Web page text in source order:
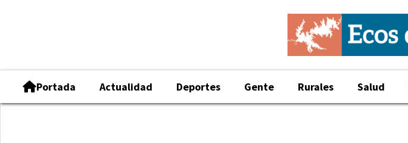
Portada Actualidad Deportes Gente Rurales Salud